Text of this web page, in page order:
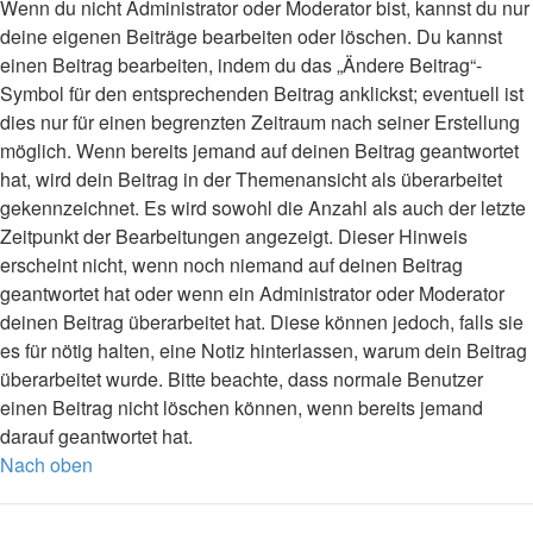
Wenn du nicht Administrator oder Moderator bist, kannst du nur
deine eigenen Beiträge bearbeiten oder löschen. Du kannst
einen Beitrag bearbeiten, indem du das „Ändere Beitrag“-
Symbol für den entsprechenden Beitrag anklickst; eventuell ist
dies nur für einen begrenzten Zeitraum nach seiner Erstellung
möglich. Wenn bereits jemand auf deinen Beitrag geantwortet
hat, wird dein Beitrag in der Themenansicht als überarbeitet
gekennzeichnet. Es wird sowohl die Anzahl als auch der letzte
Zeitpunkt der Bearbeitungen angezeigt. Dieser Hinweis
erscheint nicht, wenn noch niemand auf deinen Beitrag
geantwortet hat oder wenn ein Administrator oder Moderator
deinen Beitrag überarbeitet hat. Diese können jedoch, falls sie
es für nötig halten, eine Notiz hinterlassen, warum dein Beitrag
überarbeitet wurde. Bitte beachte, dass normale Benutzer
einen Beitrag nicht löschen können, wenn bereits jemand
darauf geantwortet hat.
Nach oben